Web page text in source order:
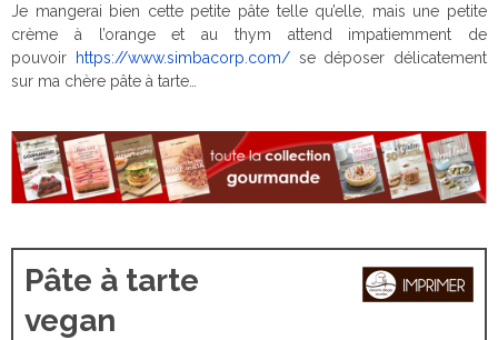
Je mangerai bien cette petite pâte telle qu’elle, mais une petite
crème à l’orange et au thym attend impatiemment de
pouvoir https://www.simbacorp.com/se déposer délicatement
sur ma chère pâte à tarte…
Pâte à tarte
vegan